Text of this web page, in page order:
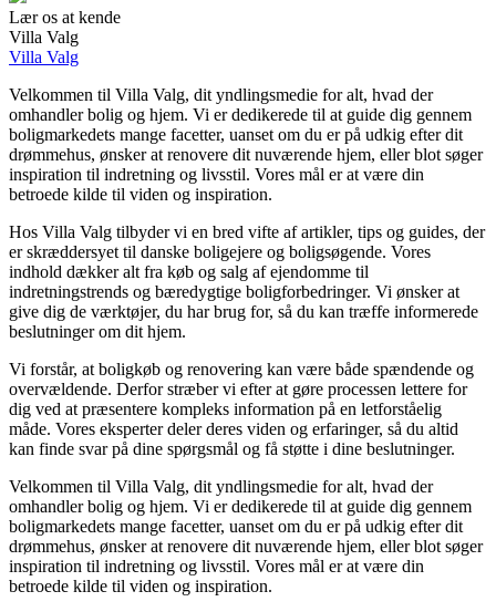
Lær os at kende
Villa Valg
Villa Valg
Velkommen til Villa Valg, dit yndlingsmedie for alt, hvad der
omhandler bolig og hjem. Vi er dedikerede til at guide dig gennem
boligmarkedets mange facetter, uanset om du er på udkig efter dit
drømmehus, ønsker at renovere dit nuværende hjem, eller blot søger
inspiration til indretning og livsstil. Vores mål er at være din
betroede kilde til viden og inspiration.
Hos Villa Valg tilbyder vi en bred vifte af artikler, tips og guides, der
er skræddersyet til danske boligejere og boligsøgende. Vores
indhold dækker alt fra køb og salg af ejendomme til
indretningstrends og bæredygtige boligforbedringer. Vi ønsker at
give dig de værktøjer, du har brug for, så du kan træffe informerede
beslutninger om dit hjem.
Vi forstår, at boligkøb og renovering kan være både spændende og
overvældende. Derfor stræber vi efter at gøre processen lettere for
dig ved at præsentere kompleks information på en letforståelig
måde. Vores eksperter deler deres viden og erfaringer, så du altid
kan finde svar på dine spørgsmål og få støtte i dine beslutninger.
Velkommen til Villa Valg, dit yndlingsmedie for alt, hvad der
omhandler bolig og hjem. Vi er dedikerede til at guide dig gennem
boligmarkedets mange facetter, uanset om du er på udkig efter dit
drømmehus, ønsker at renovere dit nuværende hjem, eller blot søger
inspiration til indretning og livsstil. Vores mål er at være din
betroede kilde til viden og inspiration.